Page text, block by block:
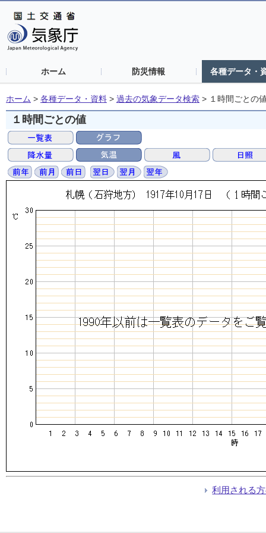
ホーム 防災情報 各種データ・
ホーム > 各種データ・資料 > 過去の気象データ検索 > １時間ごとの
１時間ごとの値
利用される